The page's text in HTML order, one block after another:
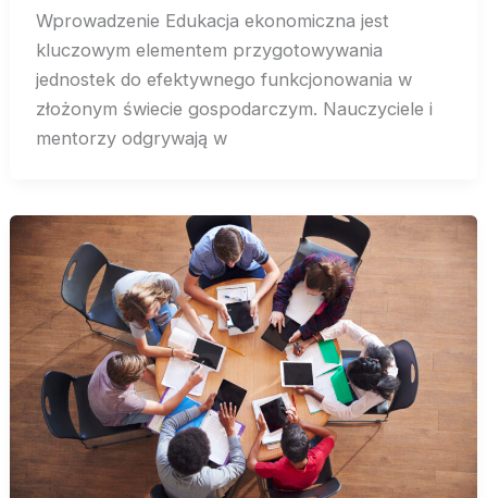
Wprowadzenie Edukacja ekonomiczna jest
kluczowym elementem przygotowywania
jednostek do efektywnego funkcjonowania w
złożonym świecie gospodarczym. Nauczyciele i
mentorzy odgrywają w